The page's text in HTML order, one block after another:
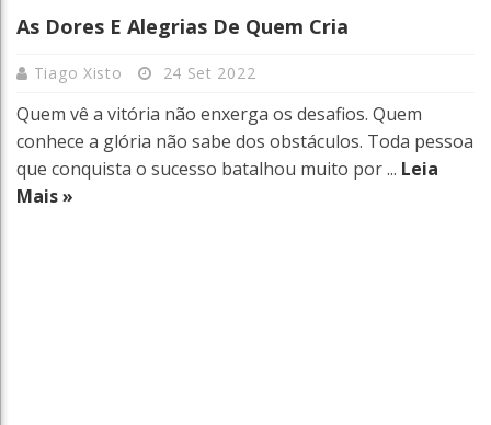
As Dores E Alegrias De Quem Cria
Tiago Xisto 24 Set 2022
Quem vê a vitória não enxerga os desafios. Quem
conhece a glória não sabe dos obstáculos. Toda pessoa
que conquista o sucesso batalhou muito por ... Leia
Mais »